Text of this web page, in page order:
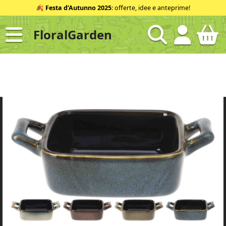
al
contenuto
ID
🍂 Festa d’Autunno 2025: offerte, idee e anteprime!
FloralGarden